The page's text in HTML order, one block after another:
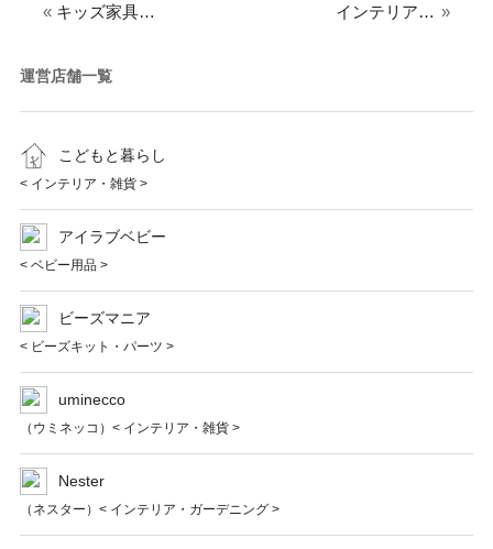
« キッズ家具・雑貨の通販サイト「こどもと暮らし」が、ランドセルお披露目会を兼ねた商品展開を伊勢丹浦和店にて期間限定で開催。 インテリアショップこどもと暮らしが、インスタグラマーのきなこさんとのコラボランドセルの2022年度版カタログ請求を開始 »
運営店舗一覧
こどもと暮らし
< インテリア・雑貨 >
アイラブベビー
< ベビー用品 >
ビーズマニア
< ビーズキット・パーツ >
uminecco
（ウミネッコ）< インテリア・雑貨 >
Nester
（ネスター）< インテリア・ガーデニング >